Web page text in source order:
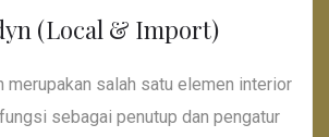
(Local & Import)
merupakan salah satu elemen interior
sebagai penutup dan pengatur